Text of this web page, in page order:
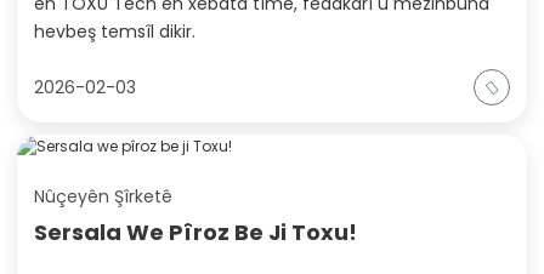
hevbeş temsîl dikir.
2026-02-03
Nûçeyên Şîrketê
Sersala We Pîroz Be Ji Toxu!